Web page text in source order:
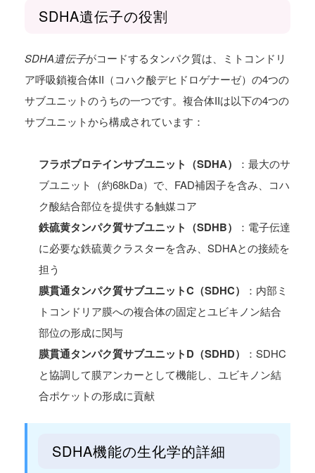
SDHA遺伝子の役割
SDHA遺伝子がコードするタンパク質は、ミトコンドリ
ア呼吸鎖複合体II（コハク酸デヒドロゲナーゼ）の4つの
サブユニットのうちの一つです。複合体IIは以下の4つの
サブユニットから構成されています：
フラボプロテインサブユニット（SDHA）
：最大のサ
ブユニット（約68kDa）で、FAD補因子を含み、コハ
ク酸結合部位を提供する触媒コア
鉄硫黄タンパク質サブユニット（SDHB）
：電子伝達
に必要な鉄硫黄クラスターを含み、SDHAとの接続を
担う
膜貫通タンパク質サブユニットC（SDHC）
：内部ミ
トコンドリア膜への複合体の固定とユビキノン結合
部位の形成に関与
膜貫通タンパク質サブユニットD（SDHD）
：SDHC
と協調して膜アンカーとして機能し、ユビキノン結
合ポケットの形成に貢献
SDHA機能の生化学的詳細